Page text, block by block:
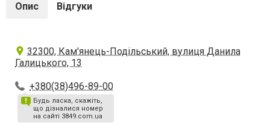
Опис Відгуки
32300, Кам'янець-Подільський, вулиця Данила
Галицького, 13
+380(38)496-89-00
Будь ласка, скажіть,
що дізналися номер
на сайті 3849.com.ua